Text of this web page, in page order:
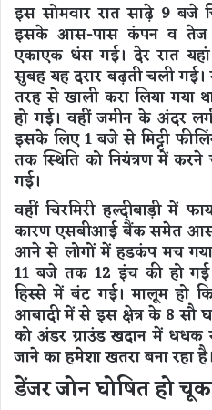
इस सोमवार रात साढ़े 9
इसके आस-पास कंपन व तेज
एकाएक धंस गई। देर रात
सुबह यह दरार बढ़ती चली
तरह से खाली करा लिया गया
हो गई। वहीं जमीन के अंदर
इसके लिए 1 बजे से मिट्टी
तक स्थिति को नियंत्रण में
गई।
वहीं चिरमिरी हल्दीबाड़ी
कारण एसबीआई बैंक समेत
आने से लोगों में हडकंप मच
11 बजे तक 12 इंच की हो
हिस्से में बंट गई। मालूम हो
आबादी में से इस क्षेत्र के 8 सौ
को अंडर ग्राउंड खदान में
जाने का हमेशा खतरा बना रहा है।
डेंजर जोन घोषित हो